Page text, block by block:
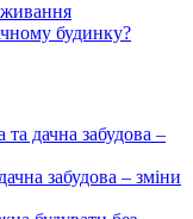
будинку?
дачна забудова –
забудова – зміни